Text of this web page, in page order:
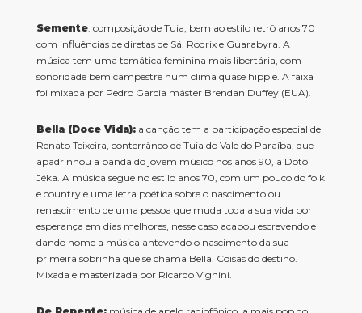
Semente: composição de Tuia, bem ao estilo retrô anos 70
com influências de diretas de Sá, Rodrix e Guarabyra. A
música tem uma temática feminina mais libertária, com
sonoridade bem campestre num clima quase hippie. A faixa
foi mixada por Pedro Garcia máster Brendan Duffey (EUA).
Bella (Doce Vida):a canção tem a participação especial de
Renato Teixeira, conterrâneo de Tuia do Vale do Paraíba, que
apadrinhou a banda do jovem músico nos anos 90, a Dotô
Jéka. A música segue no estilo anos 70, com um pouco do folk
e country e uma letra poética sobre o nascimento ou
renascimento de uma pessoa que muda toda a sua vida por
esperança em dias melhores, nesse caso acabou escrevendo e
dando nome a música antevendo o nascimento da sua
primeira sobrinha que se chama Bella. Coisas do destino.
Mixada e masterizada por Ricardo Vignini.